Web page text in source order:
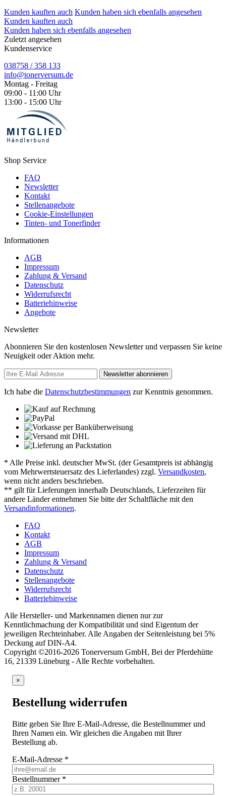
Kunden kauften auch Kunden haben sich ebenfalls angesehen
Kunden kauften auch
Kunden haben sich ebenfalls angesehen
Zuletzt angesehen
Kundenservice
038758 / 358 133
info@tonerversum.de
Montag - Freitag
09:00 - 11:00 Uhr
13:00 - 15:00 Uhr
Shop Service
FAQ
Newsletter
Kontakt
Stellenangebote
Cookie-Einstellungen
Tinten- und Tonerfinder
Informationen
AGB
Impressum
Zahlung & Versand
Datenschutz
Widerrufsrecht
Batteriehinweise
Angebote
Newsletter
Abonnieren Sie den kostenlosen Newsletter und verpassen Sie keine
Neuigkeit oder Aktion mehr.
Newsletter abonnieren
Ich habe die Datenschutzbestimmungen zur Kenntnis genommen.
* Alle Preise inkl. deutscher MwSt. (der Gesamtpreis ist abhängig
vom Mehrwertsteuersatz des Lieferlandes) zzgl. Versandkosten,
wenn nicht anders beschrieben.
** gilt für Lieferungen innerhalb Deutschlands, Lieferzeiten für
andere Länder entnehmen Sie bitte der Schaltfläche mit den
Versandinformationen.
FAQ
Kontakt
AGB
Impressum
Zahlung & Versand
Datenschutz
Stellenangebote
Widerrufsrecht
Batteriehinweise
Alle Hersteller- und Markennamen dienen nur zur
Kenntlichmachung der Kompatibilität und sind Eigentum der
jeweiligen Rechteinhaber. Alle Angaben der Seitenleistung bei 5%
Deckung auf DIN-A4.
Copyright ©2016-2026 Tonerversum GmbH, Bei der Pferdehütte
16, 21339 Lüneburg - Alle Rechte vorbehalten.
×
Bestellung widerrufen
Bitte geben Sie Ihre E-Mail-Adresse, die Bestellnummer und
Ihren Namen ein. Wir gleichen die Angaben mit Ihrer
Bestellung ab.
E-Mail-Adresse *
Bestellnummer *